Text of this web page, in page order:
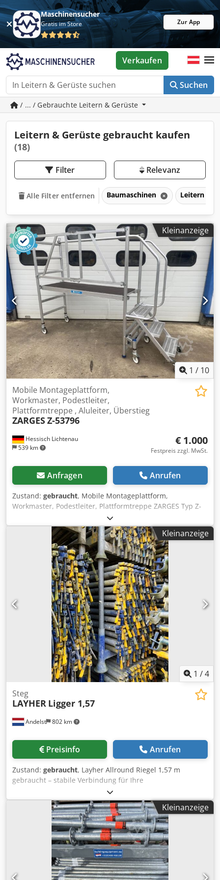
Maschinensucher
Gratis im Store Zur App
Suchen
Verkaufen
/ ... / Gebrauchte Leitern & Gerüste
Leitern & Gerüste gebraucht kaufen
(18)
Filter Relevanz
Alle Filter entfernen Baumaschinen Leitern &
Kleinanzeige
1 / 10
Hessisch Lichtenau
539 km
Mobile Montageplattform,
Workmaster, Podestleiter,
Plattformtreppe , Aluleiter, Überstieg
ZARGESZ-53796
€ 1.000
Festpreis zzgl. MwSt.
Anfragen Anrufen
Zustand: gebraucht, Mobile Montageplattform,
Workmaster, Podestleiter, Plattformtreppe ZARGES Typ Z-
53796 Crsdpfxjznrquo Antof Aluleiter, Überstieg Baujahr
2016 Plattformhöhe ca. 45 / 73 / 1000 mm Plattformgröße
1700 x 600 mm - 3 Stufen + Podest -
Aluminiumkonstruktion - Treppe hochklappbar mit 200
mm tiefen Stufen und rutschhemmender Oberfläche -
Plattform mit rutschhemmender Oberfläche - fahrbar auf
Bockrollen, 4 Stück Bockrollen mit Feststeller -
Absenkeinrichtung am Stiegteil als Zentralbremse -
Montageplattform klappbar, demontierbar für den
Transport Platzbedarf L / B / H 2600 x 740 x 1940mm
Transportabmessung L / B / H 2000 x 950 x 670 mm
Gewicht 54 kg sehr guter Zustand, neuwertig
Kleinanzeige
1 /4
Andelst 802 km
Steg
LAYHER Ligger 1,57
Preisinfo Anrufen
Zustand: gebraucht, Layher Allround Riegel 1,57 m
gebraucht – stabile Verbindung für Ihre
Gerüstkonstruktion Dieser gebrauchte Layher Allround
Riegel mit einer Länge von 1,57 Metern ist ein
unverzichtbares Element im modularen Layher
Gerüstsystem. Der Riegel sorgt für eine stabile horizontale
Verbindung zwischen den Stielen und gewährleistet
dadurch die Standfestigkeit und Tragfähigkeit des Gerüsts.
Die gebrauchte Ausführung ist technisch einwandfrei und
stellt eine kostengünstige Alternative zu Neuware dar,
ohne Kompromisse bei Sicherheit oder Qualität
Kleinanzeige